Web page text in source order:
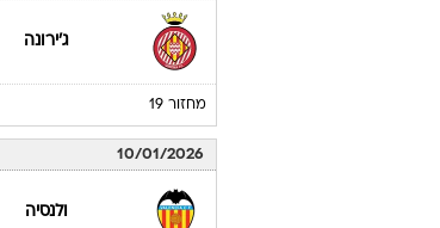
ג'ירונה
מחזור 19
10/01/2026
ולנסיה